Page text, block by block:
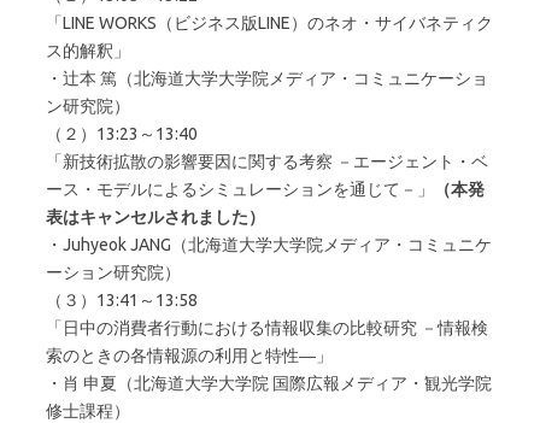
「LINE WORKS（ビジネス版LINE）のネオ・サイバネティク
ス的解釈」
・辻本 篤（北海道大学大学院メディア・コミュニケーショ
ン研究院）
（２）13:23～13:40
「新技術拡散の影響要因に関する考察 －エージェント・ベ
ース・モデルによるシミュレーションを通じて－」
（本発
表はキャンセルされました）
・Juhyeok JANG（北海道大学大学院メディア・コミュニケ
ーション研究院）
（３）13:41～13:58
「日中の消費者行動における情報収集の比較研究 －情報検
索のときの各情報源の利用と特性―」
・肖 申夏（北海道大学大学院 国際広報メディア・観光学院
修士課程）